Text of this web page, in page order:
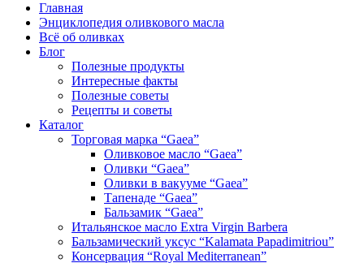
Главная
Энциклопедия оливкового масла
Всё об оливках
Блог
Полезные продукты
Интересные факты
Полезные советы
Рецепты и советы
Каталог
Торговая марка “Gaea”
Оливковое масло “Gaea”
Оливки “Gaea”
Оливки в вакууме “Gaea”
Тапенаде “Gaea”
Бальзамик “Gaea”
Итальянское масло Extra Virgin Barbera
Бальзамический уксус “Kalamata Papadimitriou”
Консервация “Royal Mediterranean”